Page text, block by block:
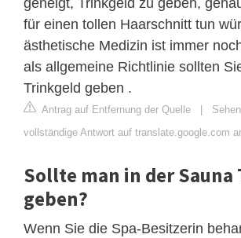
geneigt, Trinkgeld zu geben,
für einen tollen Haarschnitt tun
ästhetische Medizin ist immer
als allgemeine Richtlinie sollten
Trinkgeld geben .
Antrag auf Entfernung der Quelle
vollständige Antwort auf translate.google.com
Sollte man in der
geben?
Wenn Sie die Spa-Besitzerin